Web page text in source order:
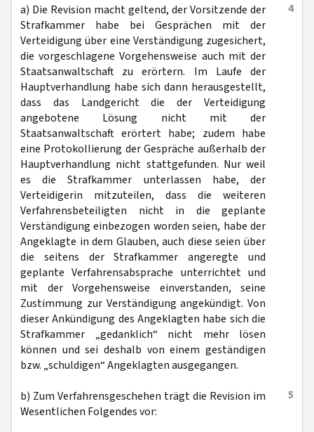
4
a) Die Revision macht geltend, der Vorsitzende der
Strafkammer habe bei Gesprächen mit der
Verteidigung über eine Verständigung zugesichert,
die vorgeschlagene Vorgehensweise auch mit der
Staatsanwaltschaft zu erörtern. Im Laufe der
Hauptverhandlung habe sich dann herausgestellt,
dass das Landgericht die der Verteidigung
angebotene Lösung nicht mit der
Staatsanwaltschaft erörtert habe; zudem habe
eine Protokollierung der Gespräche außerhalb der
Hauptverhandlung nicht stattgefunden. Nur weil
es die Strafkammer unterlassen habe, der
Verteidigerin mitzuteilen, dass die weiteren
Verfahrensbeteiligten nicht in die geplante
Verständigung einbezogen worden seien, habe der
Angeklagte in dem Glauben, auch diese seien über
die seitens der Strafkammer angeregte und
geplante Verfahrensabsprache unterrichtet und
mit der Vorgehensweise einverstanden, seine
Zustimmung zur Verständigung angekündigt. Von
dieser Ankündigung des Angeklagten habe sich die
Strafkammer „gedanklich“ nicht mehr lösen
können und sei deshalb von einem geständigen
bzw. „schuldigen“ Angeklagten ausgegangen.
5
b) Zum Verfahrensgeschehen trägt die Revision im
Wesentlichen Folgendes vor: